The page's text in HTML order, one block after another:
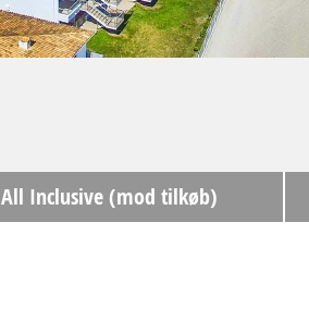
All Inclusive (mod tilkøb)